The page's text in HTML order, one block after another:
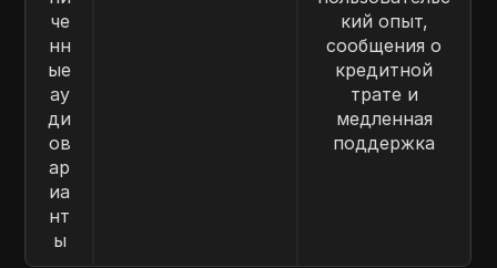
че
нн
ые
ау
ди
ов
ар
иа
нт
ы
кий опыт,
сообщения о
кредитной
трате и
медленная
поддержка